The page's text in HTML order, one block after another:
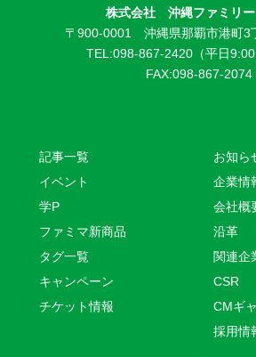
株式会社 沖縄ファミリー
〒900-0001 沖縄県那覇市港町3
TEL:098-867-2420（平日9:00
FAX:098-867-2074
記事一覧
イベント
学P
ファミマ新商品
タグ一覧
キャンペーン
チケット情報
お知ら
企業情
会社概
沿革
関連企
CSR
CMギ
採用情